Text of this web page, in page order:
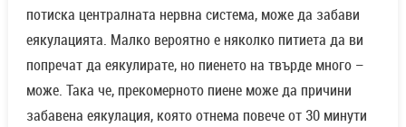
потиска централната нервна система, може да забави
еякулацията. Малко вероятно е няколко питиета да ви
попречат да еякулирате, но пиенето на твърде много –
може. Така че, прекомерното пиене може да причини
забавена еякулация, която отнема повече от 30 минути